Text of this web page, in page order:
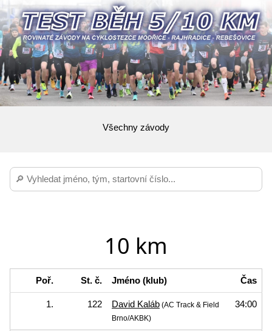
Všechny závody
10 km
Poř. St. č. Jméno (klub) Čas
1. 122 David Kaláb (AC Track & Field
Brno/AKBK)
34:00